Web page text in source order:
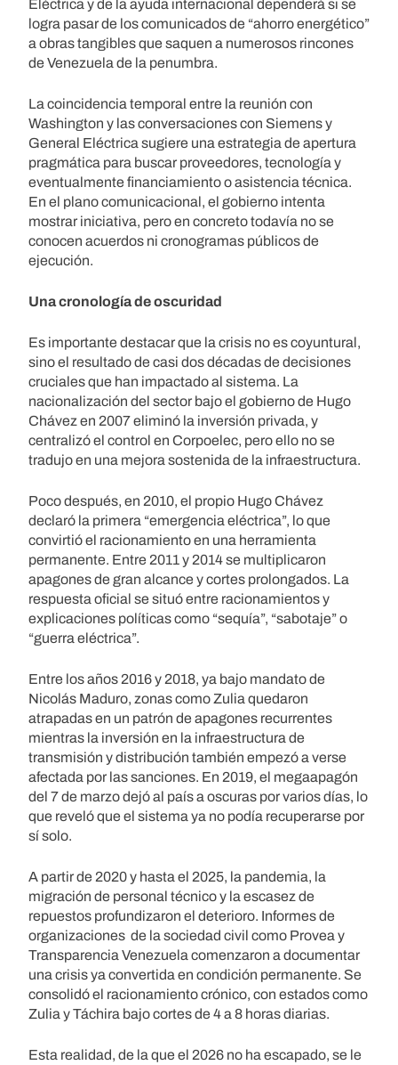
Eléctrica y de la ayuda internacional dependerá si se
logra pasar de los comunicados de “ahorro energético”
a obras tangibles que saquen a numerosos rincones
de Venezuela de la penumbra.
La coincidencia temporal entre la reunión con
Washington y las conversaciones con Siemens y
General Eléctrica sugiere una estrategia de apertura
pragmática para buscar proveedores, tecnología y
eventualmente financiamiento o asistencia técnica.
En el plano comunicacional, el gobierno intenta
mostrar iniciativa, pero en concreto todavía no se
conocen acuerdos ni cronogramas públicos de
ejecución.
Una cronología de oscuridad
Es importante destacar que la crisis no es coyuntural,
sino el resultado de casi dos décadas de decisiones
cruciales que han impactado al sistema. La
nacionalización del sector bajo el gobierno de Hugo
Chávez en 2007 eliminó la inversión privada, y
centralizó el control en Corpoelec, pero ello no se
tradujo en una mejora sostenida de la infraestructura.
Poco después, en 2010, el propio Hugo Chávez
declaró la primera “emergencia eléctrica”, lo que
convirtió el racionamiento en una herramienta
permanente. Entre 2011 y 2014 se multiplicaron
apagones de gran alcance y cortes prolongados. La
respuesta oficial se situó entre racionamientos y
explicaciones políticas como “sequía”, “sabotaje” o
“guerra eléctrica”.
Entre los años 2016 y 2018, ya bajo mandato de
Nicolás Maduro, zonas como Zulia quedaron
atrapadas en un patrón de apagones recurrentes
mientras la inversión en la infraestructura de
transmisión y distribución también empezó a verse
afectada por las sanciones. En 2019, el megaapagón
del 7 de marzo dejó al país a oscuras por varios días, lo
que reveló que el sistema ya no podía recuperarse por
sí solo.
A partir de 2020 y hasta el 2025, la pandemia, la
migración de personal técnico y la escasez de
repuestos profundizaron el deterioro. Informes de
organizaciones de la sociedad civil como Provea y
Transparencia Venezuela comenzaron a documentar
una crisis ya convertida en condición permanente. Se
consolidó el racionamiento crónico, con estados como
Zulia y Táchira bajo cortes de 4 a 8 horas diarias.
Esta realidad, de la que el 2026 no ha escapado, se le